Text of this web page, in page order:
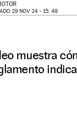
29 NOV 24 - 15: 48
muestra